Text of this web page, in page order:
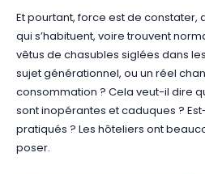
Et pourtant, force est de constater,
qui s’habituent, voire trouvent
vêtus de chasubles siglées dans
sujet générationnel, ou un réel
consommation ? Cela veut-il dire
sont inopérantes et caduques ?
pratiqués ? Les hôteliers ont
poser.